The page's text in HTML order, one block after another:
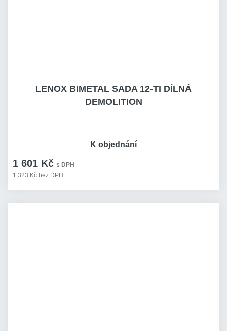
LENOX BIMETAL SADA 12-TI DÍLNÁ
DEMOLITION
1 601 Kč s DPH
1 323 Kč bez DPH
K objednání